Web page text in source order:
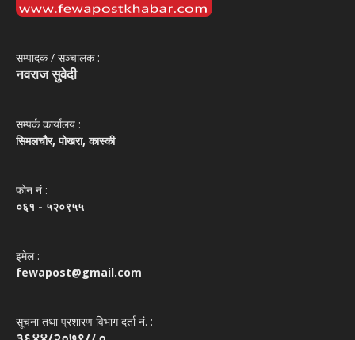
सम्पादक / सञ्‍चालक :
नवराज सुवेदी
सम्पर्क कार्यालय :
सिमलचौर, पोखरा, कास्की
फोन नं‌ :
०६१ - ५२०९५५
इमेल :
fewapost@gmail.com
सूचना तथा प्रशारण विभाग दर्ता नं. :